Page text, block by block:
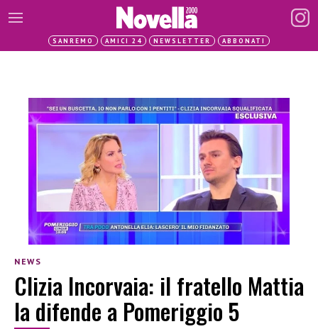
SANREMO AMICI 24 NEWSLETTER ABBONATI
NEWS
Clizia Incorvaia: il fratello Mattia
la difende a Pomeriggio 5